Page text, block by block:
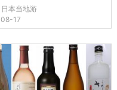
日本当地游
08-17